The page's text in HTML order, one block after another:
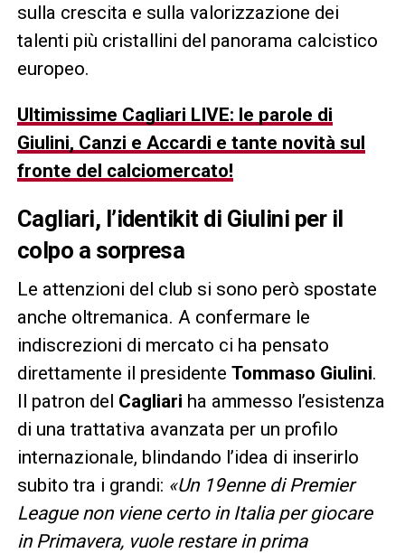
sulla crescita e sulla valorizzazione dei
talenti più cristallini del panorama calcistico
europeo.
Ultimissime Cagliari LIVE: le parole di
Giulini, Canzi e Accardi e tante novità sul
fronte del calciomercato!
Cagliari, l’identikit di Giulini per il
colpo a sorpresa
Le attenzioni del club si sono però spostate
anche oltremanica. A confermare le
indiscrezioni di mercato ci ha pensato
direttamente il presidente Tommaso Giulini.
Il patron del Cagliari ha ammesso l’esistenza
di una trattativa avanzata per un profilo
internazionale, blindando l’idea di inserirlo
subito tra i grandi: «Un 19enne di Premier
League non viene certo in Italia per giocare
in Primavera, vuole restare in prima